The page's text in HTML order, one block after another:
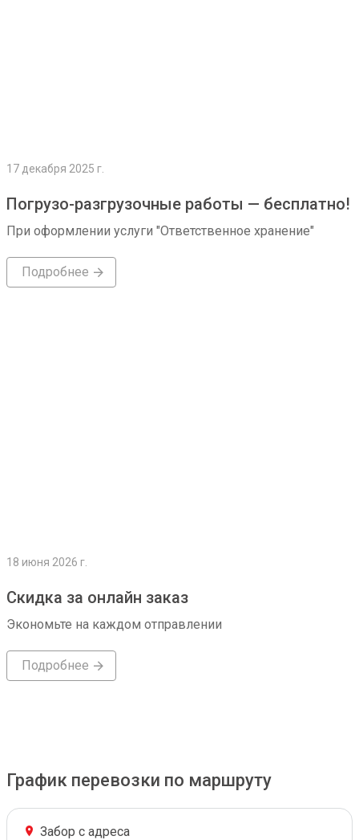
17 декабря 2025 г.
Погрузо-разгрузочные работы — бесплатно!
При оформлении услуги "Ответственное хранение"
Подробнее
18 июня 2026 г.
Скидка за онлайн заказ
Экономьте на каждом отправлении
Подробнее
График перевозки по маршруту
Забор с адреса